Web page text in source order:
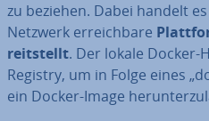
zu beziehen. Dabei handelt
Netzwerk er­reich­ba­re
reit­stellt. Der lokale
Registry, um in Folge eines
ein Docker-Image